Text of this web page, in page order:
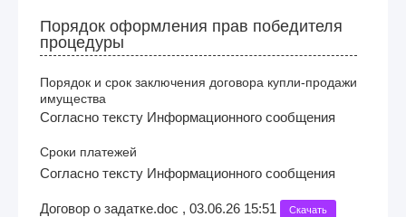
Порядок оформления прав победителя
процедуры
Порядок и срок заключения договора купли-продажи
имущества
Согласно тексту Информационного сообщения
Сроки платежей
Согласно тексту Информационного сообщения
Договор о задатке.doc , 03.06.26 15:51 Скачать